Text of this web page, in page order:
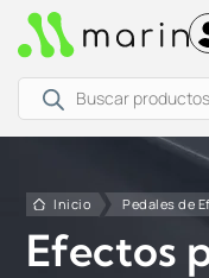
productos
Inicio Pedales de
Efectos